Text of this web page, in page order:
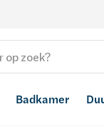
Badkamer